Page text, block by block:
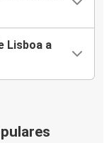
Lisboa a